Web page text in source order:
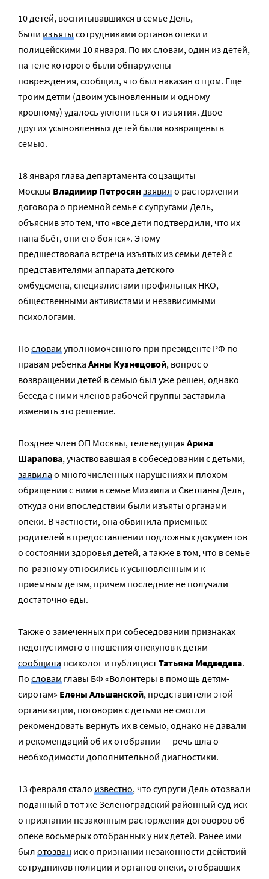
10 детей, воспитывавшихся в семье Дель,
были изъятысотрудниками органов опеки и
полицейскими 10 января. По их словам, один из детей,
на теле которого были обнаружены
повреждения, сообщил, что был наказан отцом. Еще
троим детям (двоим усыновленным и одному
кровному) удалось уклониться от изъятия. Двое
других усыновленных детей были возвращены в
семью.
18 января глава департамента соцзащиты
Москвы Владимир Петросянзаявило расторжении
договора о приемной семье с супругами Дель,
объяснив это тем, что «все дети подтвердили, что их
папа бьёт, они его боятся». Этому
предшествовала встреча изъятых из семьи детей с
представителями аппарата детского
омбудсмена, специалистами профильных НКО,
общественными активистами и независимыми
психологами.
По словамуполномоченного при президенте РФ по
правам ребенка Анны Кузнецовой, вопрос о
возвращении детей в семью был уже решен, однако
беседа с ними членов рабочей группы заставила
изменить это решение.
Позднее член ОП Москвы, телеведущая Арина
Шарапова, участвовавшая в собеседовании с детьми,
заявилао многочисленных нарушениях и плохом
обращении с ними в семье Михаила и Светланы Дель,
откуда они впоследствии были изъяты органами
опеки. В частности, она обвинила приемных
родителей в предоставлении подложных документов
о состоянии здоровья детей, а также в том, что в семье
по-разному относились к усыновленным и к
приемным детям, причем последние не получали
достаточно еды.
Также о замеченных при собеседовании признаках
недопустимого отношения опекунов к детям
сообщила психолог и публицистТатьяна Медведева.
По словам главы БФ «Волонтеры в помощь детям-
сиротам» Елены Альшанской, представители этой
организации, поговорив с детьми не смогли
рекомендовать вернуть их в семью, однако не давали
и рекомендаций об их отобрании — речь шла о
необходимости дополнительной диагностики.
13 февраля стало известно, что супруги Дельотозвали
поданный в тот же Зеленоградский районный суд иск
о признании незаконным расторжения договоров об
опеке восьмерых отобранных у них детей. Ранее ими
был отозван иск о признании незаконности действий
сотрудников полиции и органов опеки, отобравших